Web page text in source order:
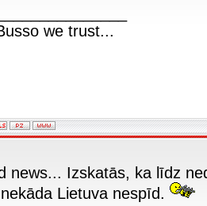
we trust...
news... Izskatās, ka līdz
Lietuva nespīd.